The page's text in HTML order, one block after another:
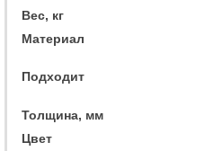
Вес, кг
Материал
Подходит
Толщина, мм
Цвет